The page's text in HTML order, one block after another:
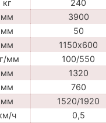
кг
240
мм
3900
мм
50
мм
1150х600
мм
100/550
мм
1320
мм
760
мм
1520/1920
ч
0,5